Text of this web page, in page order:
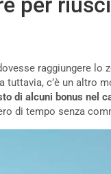
raggiungere lo
tuttavia, c’è un altro
di alcuni bonus nel
di tempo senza